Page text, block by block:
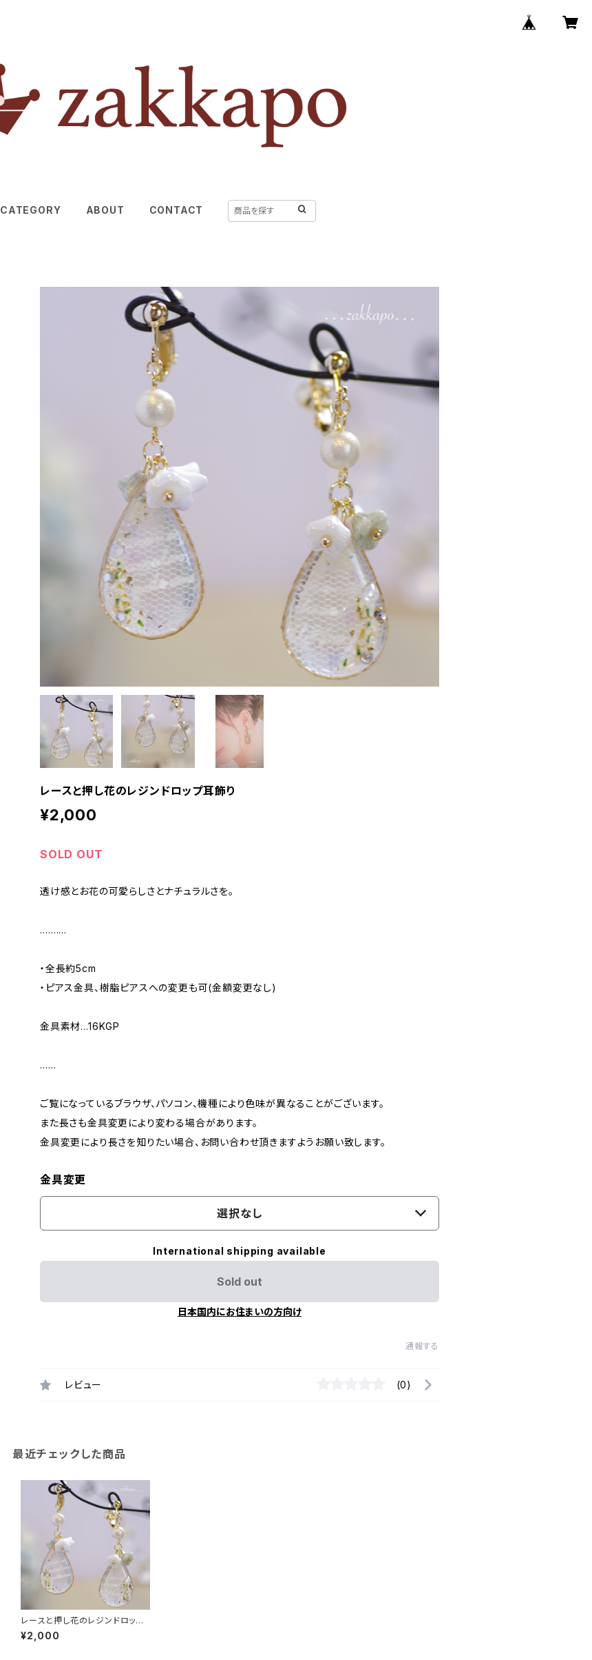
CATEGORY ABOUT CONTACT
レースと押し花のレジンドロップ耳飾り
¥2,000
SOLD OUT
透け感とお花の可愛らしさとナチュラルさを。
…….…
・全長約5cm
・ピアス金具、樹脂ピアスへの変更も可(金額変更なし)
金具素材…16KGP
……
ご覧になっているブラウザ、パソコン、機種により色味が異なることがございます。
また長さも金具変更により変わる場合があります。
金具変更により長さを知りたい場合、お問い合わせ頂きますようお願い致します。
金具変更
選択なし
International shipping available
Sold out
日本国内にお住まいの方向け
通報する
レビュー (0)
最近チェックした商品
レースと押し花のレジンドロップ
耳飾り
¥2,000